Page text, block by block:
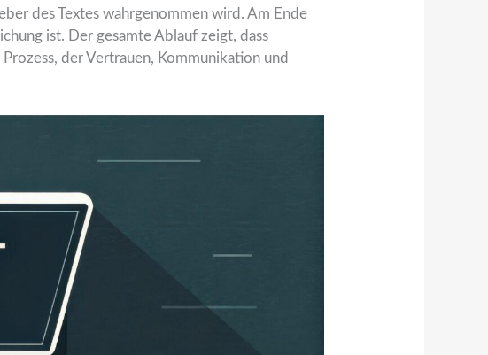
des Textes wahrgenommen wird. Am Ende
ist. Der gesamte Ablauf zeigt, dass
der Vertrauen, Kommunikation und